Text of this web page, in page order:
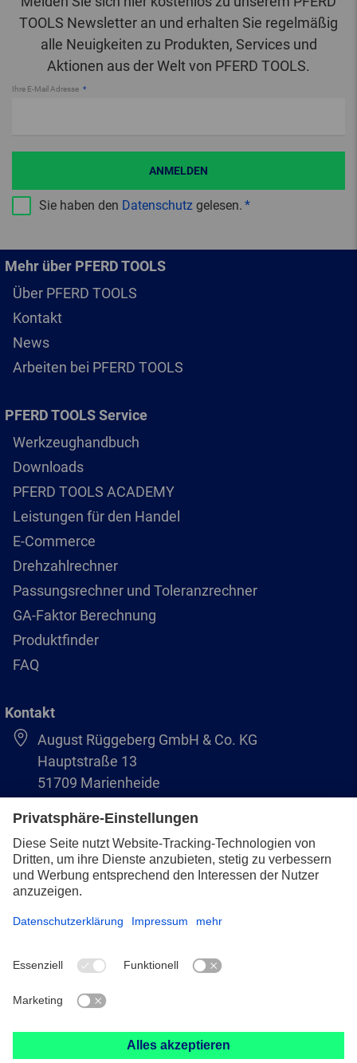
TOOLS Newsletter an und erhalten Sie regelmäßig
alle Neuigkeiten zu Produkten, Services und
Aktionen aus der Welt von PFERD TOOLS.
Ihre E-Mail Adresse
Sie haben den Datenschutz gelesen.
ANMELDEN
Mehr über PFERD TOOLS
Über PFERD TOOLS
Kontakt
News
Arbeiten bei PFERD TOOLS
PFERD TOOLS Service
Werkzeughandbuch
Downloads
PFERD TOOLS ACADEMY
Leistungen für den Handel
E-Commerce
Drehzahlrechner
Passungsrechner und Toleranzrechner
GA-Faktor Berechnung
Produktfinder
FAQ
Kontakt
August Rüggeberg GmbH & Co. KG
Hauptstraße 13
51709 Marienheide
+49 2264 9-0
info@pferd.com
+49 2264 9-400
Datenschutz
AVB